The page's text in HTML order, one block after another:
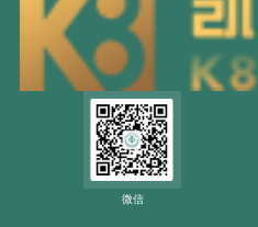
微信